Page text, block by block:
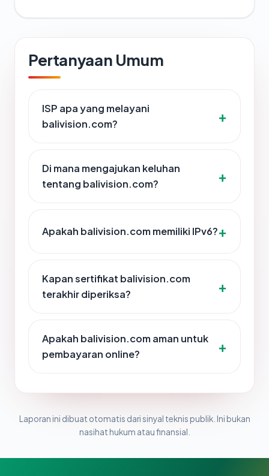
Pertanyaan Umum
ISP apa yang melayani
balivision.com?
Di mana mengajukan keluhan
tentang balivision.com?
Apakah balivision.com memiliki IPv6?
Kapan sertifikat balivision.com
terakhir diperiksa?
Apakah balivision.com aman untuk
pembayaran online?
Laporan ini dibuat otomatis dari sinyal teknis publik. Ini bukan
nasihat hukum atau finansial.